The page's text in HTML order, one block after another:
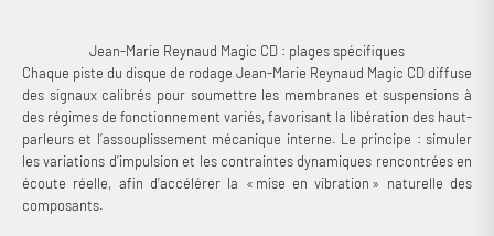
Jean-Marie Reynaud Magic CD : plages spécifiques
Chaque piste du disque de rodage Jean-Marie Reynaud Magic CD diffuse
des signaux calibrés pour soumettre les membranes et suspensions à
des régimes de fonctionnement variés, favorisant la libération des haut-
parleurs et l’assouplissement mécanique interne. Le principe : simuler
les variations d’impulsion et les contraintes dynamiques rencontrées en
écoute réelle, afin d’accélérer la « mise en vibration » naturelle des
composants.